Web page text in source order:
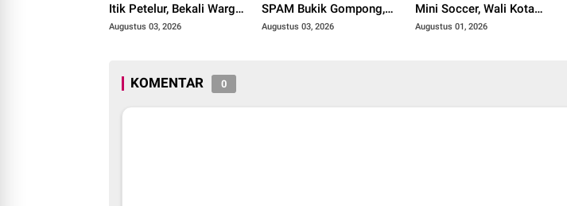
Itik Petelur, Bekali Warga
Binaan dengan
Augustus 03, 2026
SPAM Bukik Gompong,
Target Rampung Akhir
Augustus 03, 2026
Mini Soccer, Wali Kota
Solok Resmikan Fasilitas
Augustus 01, 2026
KOMENTAR 0